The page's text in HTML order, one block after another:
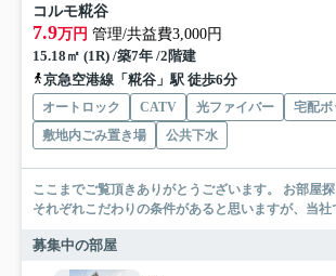
コルモ糀谷
7.9万円 管理/共益費3,000円
15.18㎡ (1R) /築7年 /2階建
京急空港線「糀谷」駅 徒歩6分
オートロック CATV 光ファイバー
宅配ボ
敷地内ごみ置き場
公共下水
ここまでご覧頂きありがとうございます。 お部屋探しの際には、皆さま
それぞれこだわりの条件があると思いますが、当社
募集中の部屋